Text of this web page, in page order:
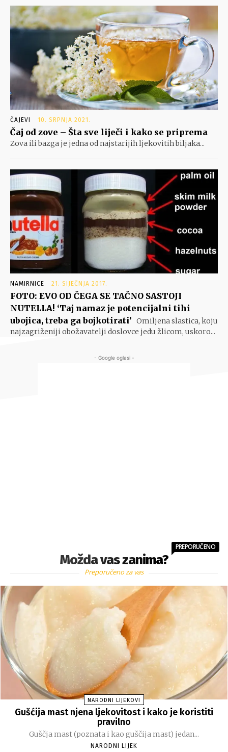
ČAJEVI 10. SRPNJA 2021.
Čaj od zove – Šta sve liječi i kako se priprema
Zova ili bazga je jedna od najstarijih ljekovitih biljaka...
NAMIRNICE 21. SIJEČNJA 2017.
FOTO: EVO OD ČEGA SE TAČNO SASTOJI
NUTELLA! ‘Taj namaz je potencijalni tihi
ubojica, treba ga bojkotirati’ Omiljena slastica, koju
najzagriženiji obožavatelji doslovce jedu žlicom, uskoro...
- Google oglasi -
Možda vas zanima?
PREPORUČENO
Preporučeno za vas
NARODNI LIJEKOVI
Gušćija mast njena ljekovitost i kako je koristiti
pravilno
Guščja mast (poznata i kao guščija mast) jedan...
NARODNI LIJEK